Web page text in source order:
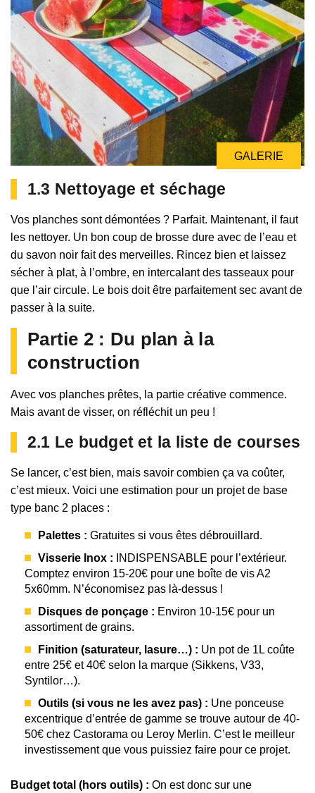
GALERIE
GALERIE
1.3 Nettoyage et séchage
Vos planches sont démontées ? Parfait. Maintenant, il faut
les nettoyer. Un bon coup de brosse dure avec de l’eau et
du savon noir fait des merveilles. Rincez bien et laissez
sécher à plat, à l’ombre, en intercalant des tasseaux pour
que l’air circule. Le bois doit être parfaitement sec avant de
passer à la suite.
Partie 2 : Du plan à la
construction
Avec vos planches prêtes, la partie créative commence.
Mais avant de visser, on réfléchit un peu !
2.1 Le budget et la liste de courses
Se lancer, c’est bien, mais savoir combien ça va coûter,
c’est mieux. Voici une estimation pour un projet de base
type banc 2 places :
Palettes : Gratuites si vous êtes débrouillard.
Visserie Inox : INDISPENSABLE pour l’extérieur.
Comptez environ 15-20€ pour une boîte de vis A2
5x60mm. N’économisez pas là-dessus !
Disques de ponçage : Environ 10-15€ pour un
assortiment de grains.
Finition (saturateur, lasure…) : Un pot de 1L coûte
entre 25€ et 40€ selon la marque (Sikkens, V33,
Syntilor…).
Outils (si vous ne les avez pas) : Une ponceuse
excentrique d’entrée de gamme se trouve autour de 40-
50€ chez Castorama ou Leroy Merlin. C’est le meilleur
investissement que vous puissiez faire pour ce projet.
Budget total (hors outils) : On est donc sur une